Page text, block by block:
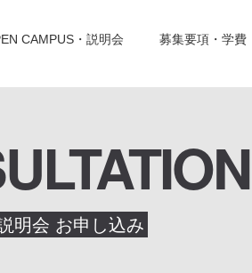
CAMPUS・説明会 募集要項・学費
明会 お申し込み